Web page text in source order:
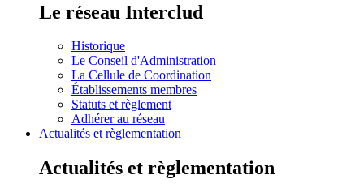
Le réseau Interclud
Historique
Le Conseil d'Administration
La Cellule de Coordination
Établissements membres
Statuts et règlement
Adhérer au réseau
Actualités et règlementation
Actualités et règlementation